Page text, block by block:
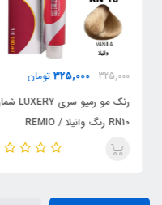
325,000
325,000 تومان
رنگ مو رمیو سری LUXERY شماره
RN10 رنگ وانیلا / REMIO